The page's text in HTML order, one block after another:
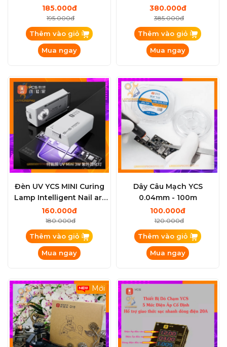
185.000đ
195.000đ
Thêm vào giỏ
Mua ngay
380.000đ
385.000đ
Thêm vào giỏ
Mua ngay
Đèn UV YCS MINI Curing
Lamp Intelligent Nail art
uv light 3W
160.000đ
180.000đ
Thêm vào giỏ
Mua ngay
Dây Câu Mạch YCS
0.04mm - 100m
100.000đ
120.000đ
Thêm vào giỏ
Mua ngay
Mới